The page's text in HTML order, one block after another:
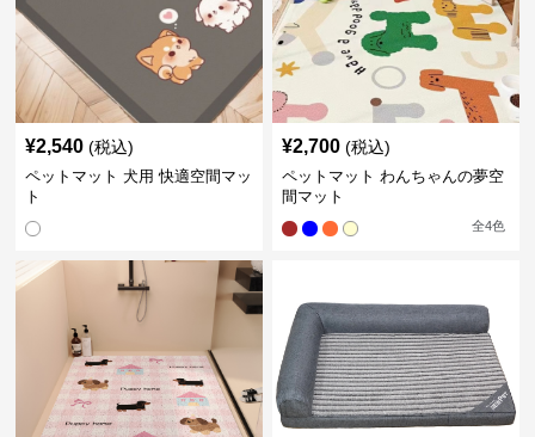
¥2,540 (税込)
ペットマット 犬用 快適空間マッ
ト
¥2,700 (税込)
ペットマット わんちゃんの夢空
間マット
全4色